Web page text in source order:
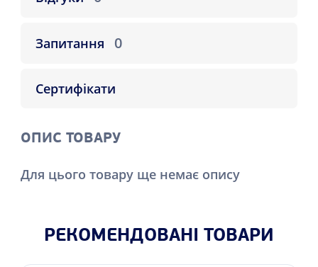
Запитання 0
Сертифікати
ОПИС ТОВАРУ
Для цього товару ще немає опису
РЕКОМЕНДОВАНІ ТОВАРИ